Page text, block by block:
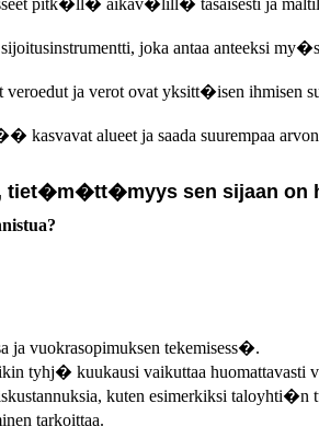
pitk�ll� aikav�lill� tasaisesti ja
sijoitusinstrumentti, joka antaa anteeksi
veroedut ja verot ovat yksitt�isen ihmisen
alueet ja saada suurempaa
tiet�m�tt�myys sen sijaan on
ja vuokrasopimuksen tekemisess�.
tyhj� kuukausi vaikuttaa
kuten esimerkiksi taloyhti�n
tarkoittaa.